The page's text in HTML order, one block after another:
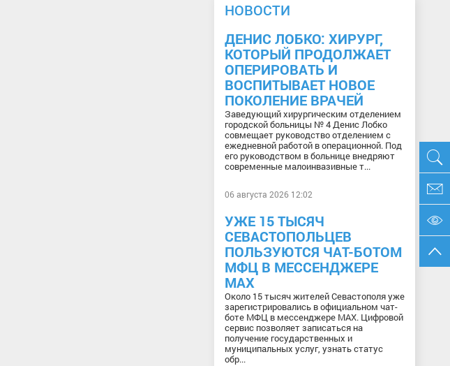
НОВОСТИ
ДЕНИС ЛОБКО: ХИРУРГ,
КОТОРЫЙ ПРОДОЛЖАЕТ
ОПЕРИРОВАТЬ И
ВОСПИТЫВАЕТ НОВОЕ
ПОКОЛЕНИЕ ВРАЧЕЙ
Заведующий хирургическим отделением
городской больницы № 4 Денис Лобко
совмещает руководство отделением с
ежедневной работой в операционной. Под
его руководством в больнице внедряют
современные малоинвазивные т...
06 августа 2026 12:02
УЖЕ 15 ТЫСЯЧ
СЕВАСТОПОЛЬЦЕВ
ПОЛЬЗУЮТСЯ ЧАТ-БОТОМ
МФЦ В МЕССЕНДЖЕРЕ
МАХ
Около 15 тысяч жителей Севастополя уже
зарегистрировались в официальном чат-
боте МФЦ в мессенджере МАХ. Цифровой
сервис позволяет записаться на
получение государственных и
муниципальных услуг, узнать статус
обр...